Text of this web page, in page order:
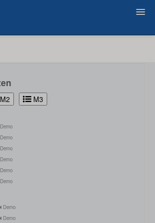
M2
M3
Demo
Demo
Demo
Demo
Demo
Demo
Demo
Demo